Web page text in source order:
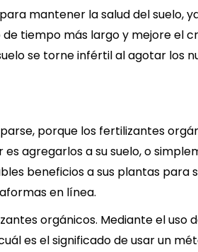
mantener la salud del suelo,
tiempo más largo y mejore el
se torne infértil al agotar los
porque los fertilizantes
agregarlos a su suelo, o
beneficios a sus plantas para
en línea.
orgánicos. Mediante el uso
es el significado de usar un